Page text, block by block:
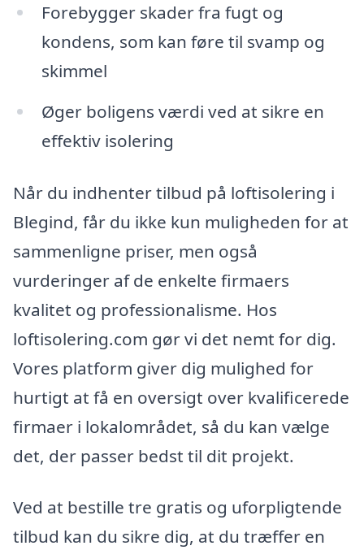
Forebygger skader fra fugt og
kondens, som kan føre til svamp og
skimmel
Øger boligens værdi ved at sikre en
effektiv isolering
Når du indhenter tilbud på loftisolering i
Blegind, får du ikke kun muligheden for at
sammenligne priser, men også
vurderinger af de enkelte firmaers
kvalitet og professionalisme. Hos
loftisolering.com gør vi det nemt for dig.
Vores platform giver dig mulighed for
hurtigt at få en oversigt over kvalificerede
firmaer i lokalområdet, så du kan vælge
det, der passer bedst til dit projekt.
Ved at bestille tre gratis og uforpligtende
tilbud kan du sikre dig, at du træffer en